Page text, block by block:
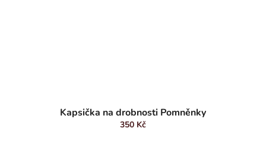
Kapsička na drobnosti Pomněnky
350 Kč